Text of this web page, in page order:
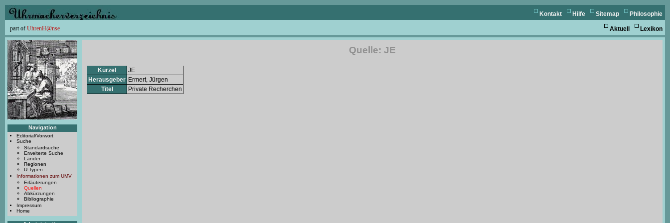
Philosophie
Sitemap
Hilfe
Kontakt
part of UhrenH@nse Lexikon
Aktuell
Navigation
Editorial/Vorwort
Suche
Standardsuche
Erweiterte Suche
Länder
Regionen
U-Typen
Informationen zum UMV
Erläuterungen
Quellen
Abkürzungen
Bibliographie
Impressum
Home
Quelle: JE
Kürzel
JE
Herausgeber Ermert, Jürgen
Titel
Private Recherchen